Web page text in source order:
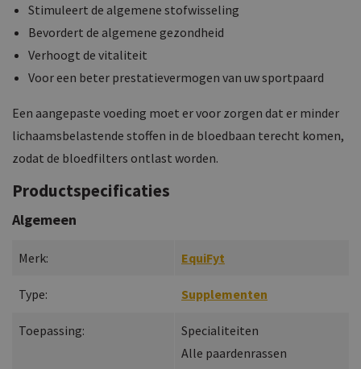
Stimuleert de algemene stofwisseling
Bevordert de algemene gezondheid
Verhoogt de vitaliteit
Voor een beter prestatievermogen van uw sportpaard
Een aangepaste voeding moet er voor zorgen dat er minder
lichaamsbelastende stoffen in de bloedbaan terecht komen,
zodat de bloedfilters ontlast worden.
Productspecificaties
Algemeen
Merk: EquiFyt
Type: Supplementen
Toepassing:
Specialiteiten
Alle paardenrassen